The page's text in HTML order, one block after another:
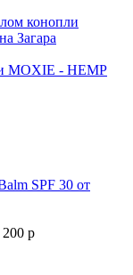
MOXIE - HEMP
200 р